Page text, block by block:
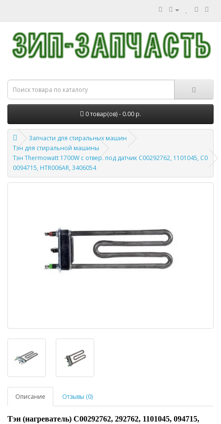
0 товар(ов) - 0.00 р.
Запчасти для стиральных машин
Тэн для стиральной машины
Тэн Thermowatt 1700W с отвер. под датчик C00292762, 1101045, C0
0094715, HTR006AR, 3406054
Описание Отзывы (0)
Тэн (нагреватель) C00292762, 292762, 1101045, 094715,